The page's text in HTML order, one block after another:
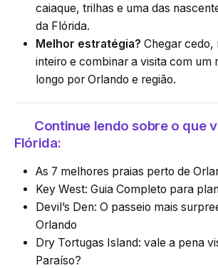
caiaque, trilhas e uma das
da Flórida.
Melhor estratégia? Chegar cedo,
inteiro e combinar a visita com um
longo por Orlando e região.
Continue lendo sobre o que
Flórida:
As 7 melhores praias perto de
Key West: Guia Completo para
Devil’s Den: O passeio mais
Orlando
Dry Tortugas Island: vale a pena
Paraíso?